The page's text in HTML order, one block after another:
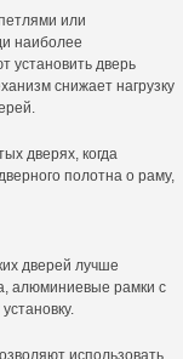
или
наиболее
установить дверь
снижает нагрузку
дверях, когда
полотна о раму,
дверей лучше
алюминиевые рамки с
использовать